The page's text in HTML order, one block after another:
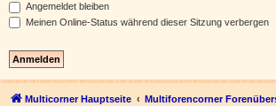
Angemeldet bleiben
Meinen Online-Status während dieser Sitzung verbergen
Multicorner Hauptseite Multiforencorner